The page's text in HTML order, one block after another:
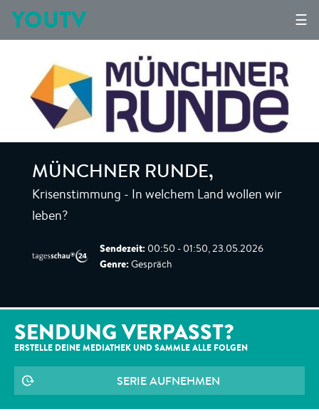
☰
YOUTV
MÜNCHNER RUNDE,
Krisenstimmung - In welchem Land wollen wir
leben?
Sendezeit: 00:50 - 01:50, 23.05.2026
Genre: Gespräch
SENDUNG VERPASST?
ERSTELLE DEINE MEDIATHEK UND SAMMLE ALLE FOLGEN
SERIE AUFNEHMEN